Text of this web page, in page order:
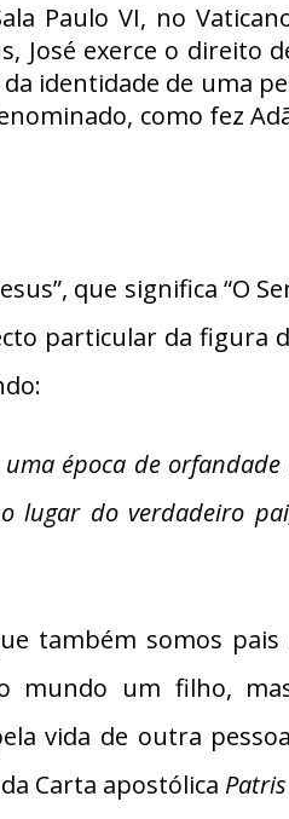
Paulo VI, no
José exerce o direito
identidade de uma
como fez
que significa “O
particular da figura
época de orfandade
lugar do verdadeiro
também somos pais
mundo um filho,
vida de outra
Carta apostólica